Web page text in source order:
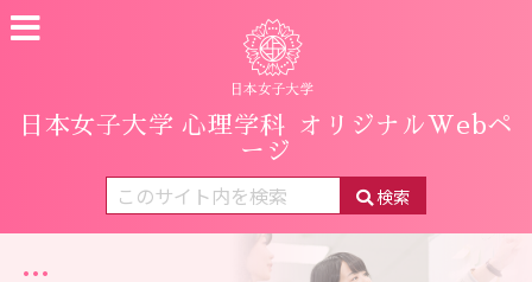
日本女子大学 心理学科
オリジナルWebペ
ージ
検索